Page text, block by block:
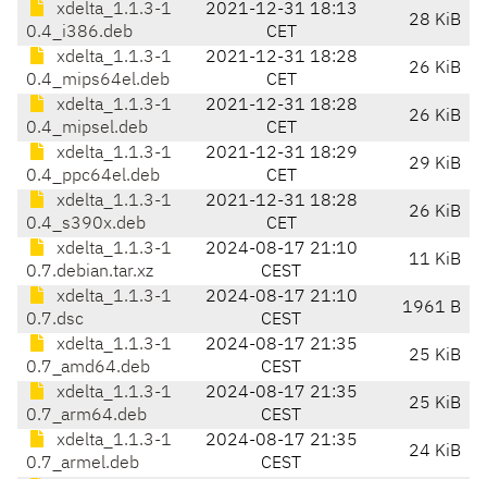
xdelta_1.1.3-1
0.4_i386.deb
2021-12-31 18:13
CET
28 KiB
xdelta_1.1.3-1
0.4_mips64el.deb
2021-12-31 18:28
CET
26 KiB
xdelta_1.1.3-1
0.4_mipsel.deb
2021-12-31 18:28
CET
26 KiB
xdelta_1.1.3-1
0.4_ppc64el.deb
2021-12-31 18:29
CET
29 KiB
xdelta_1.1.3-1
0.4_s390x.deb
2021-12-31 18:28
CET
26 KiB
xdelta_1.1.3-1
0.7.debian.tar.xz
2024-08-17 21:10
CEST
11 KiB
xdelta_1.1.3-1
0.7.dsc
2024-08-17 21:10
CEST
1961 B
xdelta_1.1.3-1
0.7_amd64.deb
2024-08-17 21:35
CEST
25 KiB
xdelta_1.1.3-1
0.7_arm64.deb
2024-08-17 21:35
CEST
25 KiB
xdelta_1.1.3-1
0.7_armel.deb
2024-08-17 21:35
CEST
24 KiB